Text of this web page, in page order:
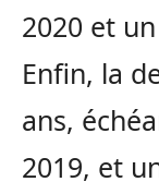
2020 et
Enfin, la
ans,
2019, et